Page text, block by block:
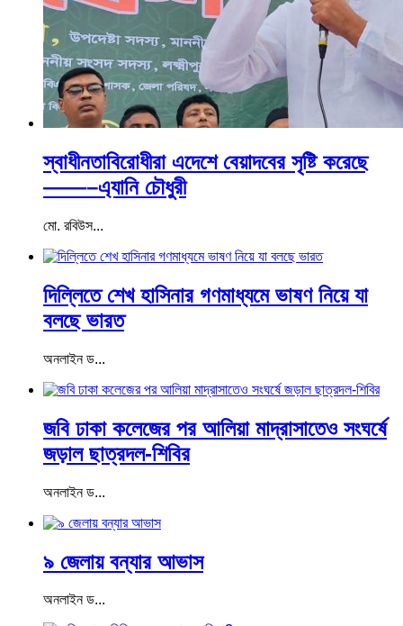
স্বাধীনতাবিরোধীরা এদেশে বেয়াদবের সৃষ্টি করেছে
——–এ্যানি চৌধুরী
মো. রবিউস...
দিল্লিতে শেখ হাসিনার গণমাধ্যমে ভাষণ নিয়ে যা
বলছে ভারত
অনলাইন ড...
জবি ঢাকা কলেজের পর আলিয়া মাদ্রাসাতেও সংঘর্ষে
জড়াল ছাত্রদল-শিবির
অনলাইন ড...
৯ জেলায় বন্যার আভাস
অনলাইন ড...